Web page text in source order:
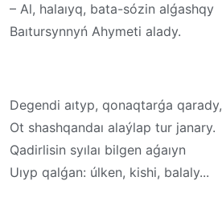
– Al, halaıyq, bata-sózin alǵashqy
Baıtursynnyń Ahymeti alady.
Degendi aıtyp, qonaqtarǵa qarady,
Ot shashqandaı alaýlap tur janary.
Qadirlisin syılaı bilgen aǵaıyn
Uıyp qalǵan: úlken, kishi, balaly...